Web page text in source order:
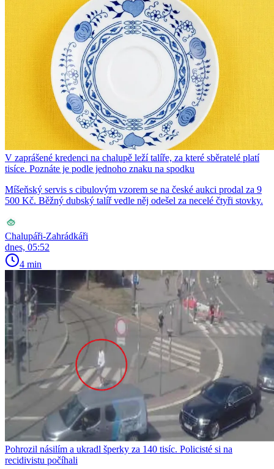
V zaprášené kredenci na chalupě leží talíře, za které sběratelé platí
tisíce. Poznáte je podle jednoho znaku na spodku
Míšeňský servis s cibulovým vzorem se na české aukci prodal za 9
500 Kč. Běžný dubský talíř vedle něj odešel za necelé čtyři stovky.
Chalupáři-Zahrádkáři
dnes, 05:52
4 min
Pohrozil násilím a ukradl šperky za 140 tisíc. Policisté si na
recidivistu počíhali